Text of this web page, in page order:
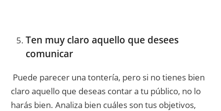
Ten muy claro aquello que desees
comunicar
Puede parecer una tontería, pero si no tienes bien
claro aquello que deseas contar a tu público, no lo
harás bien. Analiza bien cuáles son tus objetivos,